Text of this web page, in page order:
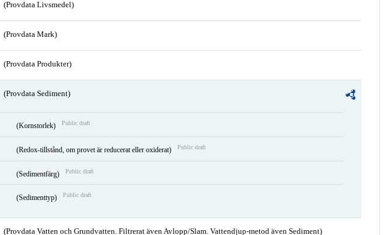
(Provdata Livsmedel)
(Provdata Mark)
(Provdata Produkter)
(Provdata Sediment)
(Kornstorlek) Public draft
(Redox-tillstånd, om provet är reducerat eller oxiderat) Public draft
(Sedimentfärg) Public draft
(Sedimenttyp) Public draft
(Provdata Vatten och Grundvatten. Filtrerat även Avlopp/Slam. Vattendjup-metod även Sediment)